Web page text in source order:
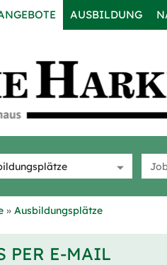
AUSBILDUNG
Ausbildungsplätze
PER E-MAIL